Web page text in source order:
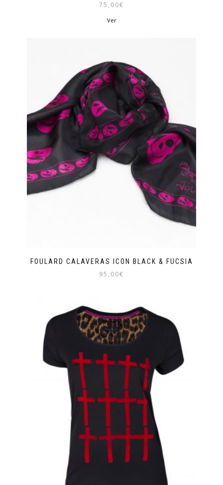
75,00€
Ver
FOULARD CALAVERAS ICON BLACK & FUCSIA
95,00€